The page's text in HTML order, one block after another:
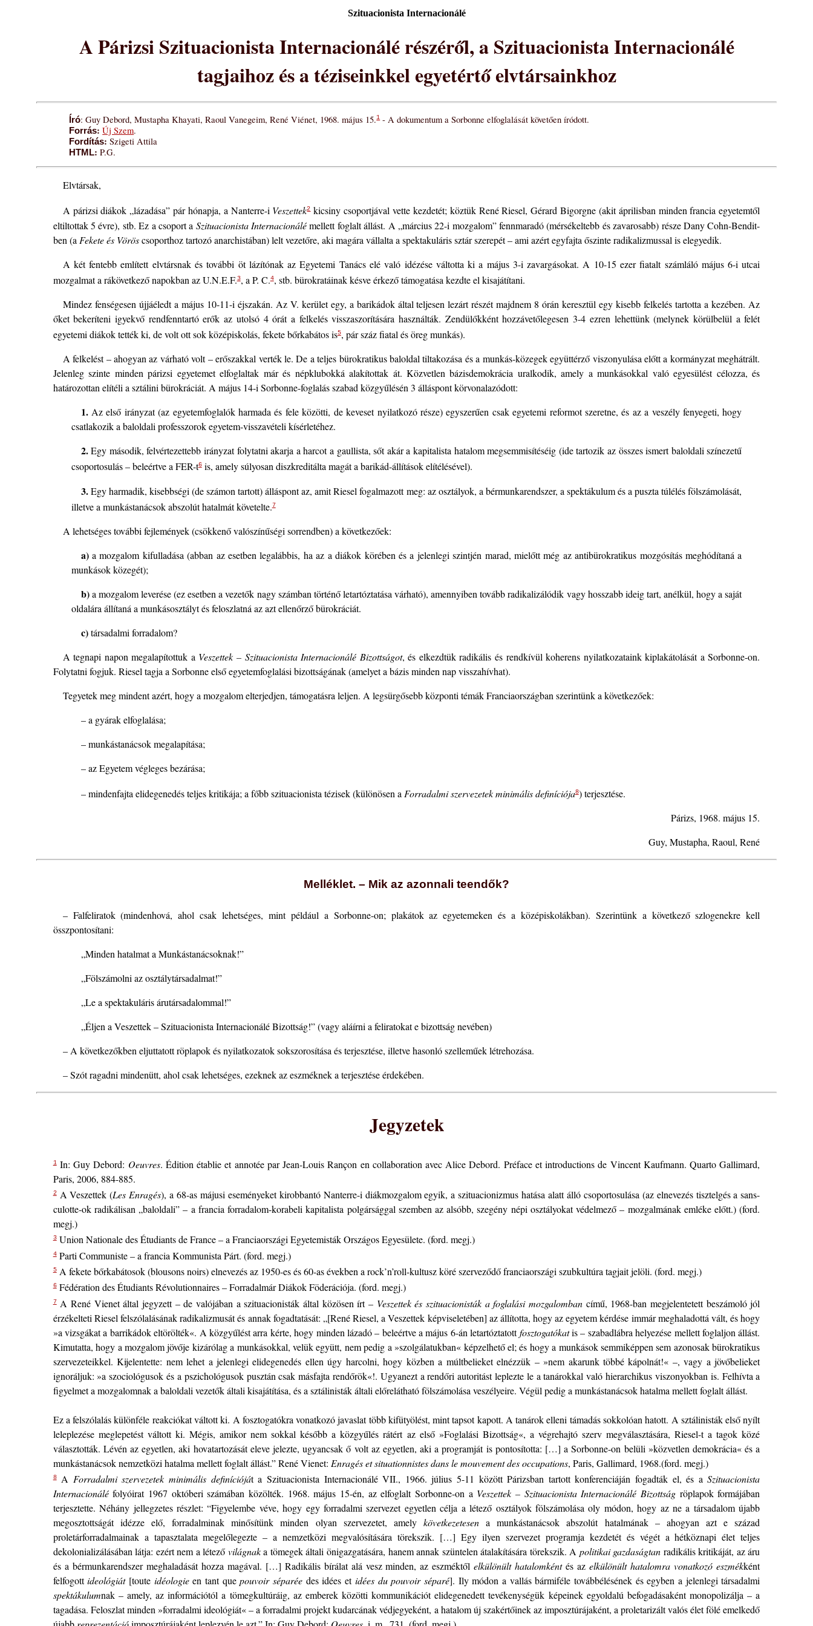
Szituacionista Internacionálé
A Párizsi Szituacionista Internacionálé részéről, a Szituacionista Internacionálé
tagjaihoz és a téziseinkkel egyetértő elvtársainkhoz
Író: Guy Debord, Mustapha Khayati, Raoul Vanegeim, René Viénet, 1968. május 15.1- A dokumentum a Sorbonne elfoglalását követően íródott.
Forrás: Új Szem.
Fordítás: Szigeti Attila
HTML: P.G.
Elvtársak,
A párizsi diákok „lázadása” pár hónapja, a Nanterre-i Veszettek2kicsiny csoportjával vette kezdetét; köztük René Riesel, Gérard Bigorgne (akit áprilisban minden francia egyetemtől
eltiltottak 5 évre), stb. Ez a csoport a Szituacionista Internacionálémellett foglalt állást. A „március 22-i mozgalom” fennmaradó (mérsékeltebb és zavarosabb) része Dany Cohn-Bendit-
ben (a Fekete és Vöröscsoporthoz tartozó anarchistában) lelt vezetőre, aki magára vállalta a spektakuláris sztár szerepét – ami azért egyfajta őszinte radikalizmussal is elegyedik.
A két fentebb említett elvtársnak és további öt lázítónak az Egyetemi Tanács elé való idézése váltotta ki a május 3-i zavargásokat. A 10-15 ezer fiatalt számláló május 6-i utcai
mozgalmat a rákövetkező napokban az U.N.E.F.3, a P. C.4, stb. bürokratáinak késve érkező támogatása kezdte el kisajátítani.
Mindez fenségesen újjáéledt a május 10-11-i éjszakán. Az V. kerület egy, a barikádok által teljesen lezárt részét majdnem 8 órán keresztül egy kisebb felkelés tartotta a kezében. Az
őket bekeríteni igyekvő rendfenntartó erők az utolsó 4 órát a felkelés visszaszorítására használták. Zendülőkként hozzávetőlegesen 3-4 ezren lehettünk (melynek körülbelül a felét
egyetemi diákok tették ki, de volt ott sok középiskolás, fekete bőrkabátos is5, pár száz fiatal és öreg munkás).
A felkelést – ahogyan az várható volt – erőszakkal verték le. De a teljes bürokratikus baloldal tiltakozása és a munkás-közegek együttérző viszonyulása előtt a kormányzat meghátrált.
Jelenleg szinte minden párizsi egyetemet elfoglaltak már és népklubokká alakítottak át. Közvetlen bázisdemokrácia uralkodik, amely a munkásokkal való egyesülést célozza, és
határozottan elítéli a sztálini bürokráciát. A május 14-i Sorbonne-foglalás szabad közgyűlésén 3 álláspont körvonalazódott:
1.Az első irányzat (az egyetemfoglalók harmada és fele közötti, de keveset nyilatkozó része) egyszerűen csak egyetemi reformot szeretne, és az a veszély fenyegeti, hogy
csatlakozik a baloldali professzorok egyetem-visszavételi kísérletéhez.
2.Egy második, felvértezettebb irányzat folytatni akarja a harcot a gaullista, sőt akár a kapitalista hatalom megsemmisítéséig (ide tartozik az összes ismert baloldali színezetű
csoportosulás – beleértve a FER-t6is, amely súlyosan diszkreditálta magát a barikád-állítások elítélésével).
3.Egy harmadik, kisebbségi (de számon tartott) álláspont az, amit Riesel fogalmazott meg: az osztályok, a bérmunkarendszer, a spektákulum és a puszta túlélés fölszámolását,
illetve a munkástanácsok abszolút hatalmát követelte.7
A lehetséges további fejlemények (csökkenő valószínűségi sorrendben) a következőek:
a)a mozgalom kifulladása (abban az esetben legalábbis, ha az a diákok körében és a jelenlegi szintjén marad, mielőtt még az antibürokratikus mozgósítás meghódítaná a
munkások közegét);
b)a mozgalom leverése (ez esetben a vezetők nagy számban történő letartóztatása várható), amennyiben tovább radikalizálódik vagy hosszabb ideig tart, anélkül, hogy a saját
oldalára állítaná a munkásosztályt és feloszlatná az azt ellenőrző bürokráciát.
c)társadalmi forradalom?
A tegnapi napon megalapítottuk a Veszettek – Szituacionista Internacionálé Bizottságot, és elkezdtük radikális és rendkívül koherens nyilatkozataink kiplakátolását a Sorbonne-on.
Folytatni fogjuk. Riesel tagja a Sorbonne első egyetemfoglalási bizottságának (amelyet a bázis minden nap visszahívhat).
Tegyetek meg mindent azért, hogy a mozgalom elterjedjen, támogatásra leljen. A legsürgősebb központi témák Franciaországban szerintünk a következőek:
– a gyárak elfoglalása;
– munkástanácsok megalapítása;
– az Egyetem végleges bezárása;
– mindenfajta elidegenedés teljes kritikája; a főbb szituacionista tézisek (különösen aForradalmi szervezetek minimális definíciója8) terjesztése.
Párizs, 1968. május 15.
Guy, Mustapha, Raoul, René
Melléklet. – Mik az azonnali teendők?
– Falfeliratok (mindenhová, ahol csak lehetséges, mint például a Sorbonne-on; plakátok az egyetemeken és a középiskolákban). Szerintünk a következő szlogenekre kell
összpontosítani:
„Minden hatalmat a Munkástanácsoknak!”
„Fölszámolni az osztálytársadalmat!”
„Le a spektakuláris árutársadalommal!”
„Éljen a Veszettek – Szituacionista Internacionálé Bizottság!” (vagy aláírni a feliratokat e bizottság nevében)
– A következőkben eljuttatott röplapok és nyilatkozatok sokszorosítása és terjesztése, illetve hasonló szelleműek létrehozása.
– Szót ragadni mindenütt, ahol csak lehetséges, ezeknek az eszméknek a terjesztése érdekében.
Jegyzetek
1In: Guy Debord: Oeuvres. Édition établie et annotée par Jean-Louis Rançon en collaboration avec Alice Debord. Préface et introductions de Vincent Kaufmann. Quarto Gallimard,
Paris, 2006, 884-885.
2A Veszettek (Les Enragés), a 68-as májusi eseményeket kirobbantó Nanterre-i diákmozgalom egyik, a szituacionizmus hatása alatt álló csoportosulása (az elnevezés tisztelgés a sans-
culotte-ok radikálisan „baloldali” – a francia forradalom-korabeli kapitalista polgársággal szemben az alsóbb, szegény népi osztályokat védelmező – mozgalmának emléke előtt.) (ford.
megj.)
3Union Nationale des Étudiants de France – a Franciaországi Egyetemisták Országos Egyesülete. (ford. megj.)
4Parti Communiste – a francia Kommunista Párt. (ford. megj.)
5A fekete bőrkabátosok (blousons noirs) elnevezés az 1950-es és 60-as években a rock’n’roll-kultusz köré szerveződő franciaországi szubkultúra tagjait jelöli. (ford. megj.)
6Fédération des Étudiants Révolutionnaires – Forradalmár Diákok Föderációja. (ford. megj.)
7A René Vienet által jegyzett – de valójában a szituacionisták által közösen írt – Veszettek és szituacionisták a foglalási mozgalomban című, 1968-ban megjelentetett beszámoló jól
érzékelteti Riesel felszólalásának radikalizmusát és annak fogadtatását: „[René Riesel, a Veszettek képviseletében] az állította, hogy az egyetem kérdése immár meghaladottá vált, és hogy
»a vizsgákat a barrikádok eltörölték«. A közgyűlést arra kérte, hogy minden lázadó – beleértve a május 6-án letartóztatottfosztogatókatis – szabadlábra helyezése mellett foglaljon állást.
Kimutatta, hogy a mozgalom jövője kizárólag a munkásokkal, velük együtt, nem pedig a »szolgálatukban« képzelhető el; és hogy a munkások semmiképpen sem azonosak bürokratikus
szervezeteikkel. Kijelentette: nem lehet a jelenlegi elidegenedés ellen úgy harcolni, hogy közben a múltbelieket elnézzük – »nem akarunk többé kápolnát!« –, vagy a jövőbelieket
ignoráljuk: »a szociológusok és a pszichológusok pusztán csak másfajta rendőrök«!. Ugyanezt a rendőri autoritást leplezte le a tanárokkal való hierarchikus viszonyokban is. Felhívta a
figyelmet a mozgalomnak a baloldali vezetők általi kisajátítása, és a sztálinisták általi előrelátható fölszámolása veszélyeire. Végül pedig a munkástanácsok hatalma mellett foglalt állást.
Ez a felszólalás különféle reakciókat váltott ki. A fosztogatókra vonatkozó javaslat több kifütyölést, mint tapsot kapott. A tanárok elleni támadás sokkolóan hatott. A sztálinisták első nyílt
leleplezése meglepetést váltott ki. Mégis, amikor nem sokkal később a közgyűlés rátért az első »Foglalási Bizottság«, a végrehajtó szerv megválasztására, Riesel-t a tagok közé
választották. Lévén az egyetlen, aki hovatartozását eleve jelezte, ugyancsak ő volt az egyetlen, aki a programját is pontosította: […] a Sorbonne-on belüli »közvetlen demokrácia« és a
munkástanácsok nemzetközi hatalma mellett foglalt állást.” René Vienet: Enragés et situationnistes dans le mouvement des occupations, Paris, Gallimard, 1968.(ford. megj.)
8A Forradalmi szervezetek minimális definícióját a Szituacionista Internacionálé VII., 1966. július 5-11 között Párizsban tartott konferenciáján fogadták el, és aSzituacionista
Internacionáléfolyóirat 1967 októberi számában közölték. 1968. május 15-én, az elfoglalt Sorbonne-on a Veszettek – Szituacionista Internacionálé Bizottság röplapok formájában
terjesztette. Néhány jellegzetes részlet: “Figyelembe véve, hogy egy forradalmi szervezet egyetlen célja a létező osztályok fölszámolása oly módon, hogy az ne a társadalom újabb
megosztottságát idézze elő, forradalminak minősítünk minden olyan szervezetet, amely következetesen a munkástanácsok abszolút hatalmának – ahogyan azt e század
proletárforradalmainak a tapasztalata megelőlegezte – a nemzetközi megvalósítására törekszik. […] Egy ilyen szervezet programja kezdetét és végét a hétköznapi élet teljes
dekolonializálásában látja: ezért nem a létező világnaka tömegek általi önigazgatására, hanem annak szüntelen átalakítására törekszik. A politikai gazdaságtan radikális kritikáját, az áru
és a bérmunkarendszer meghaladását hozza magával. […] Radikális bírálat alá vesz minden, az eszméktőlelkülönült hatalomkéntés azelkülönült hatalomra vonatkozó eszmékként
felfogottideológiát[toute idéologieen tant quepouvoir séparée des idées et idées du pouvoir séparé]. Ily módon a vallás bármiféle továbbélésének és egyben a jelenlegi társadalmi
spektákulumnak – amely, az információtól a tömegkultúráig, az emberek közötti kommunikációt elidegenedett tevékenységük képeinek egyoldalú befogadásaként monopolizálja – a
tagadása. Feloszlat minden »forradalmi ideológiát« – a forradalmi projekt kudarcának védjegyeként, a hatalom új szakértőinek az imposztúrájaként, a proletarizált valós élet fölé emelkedő